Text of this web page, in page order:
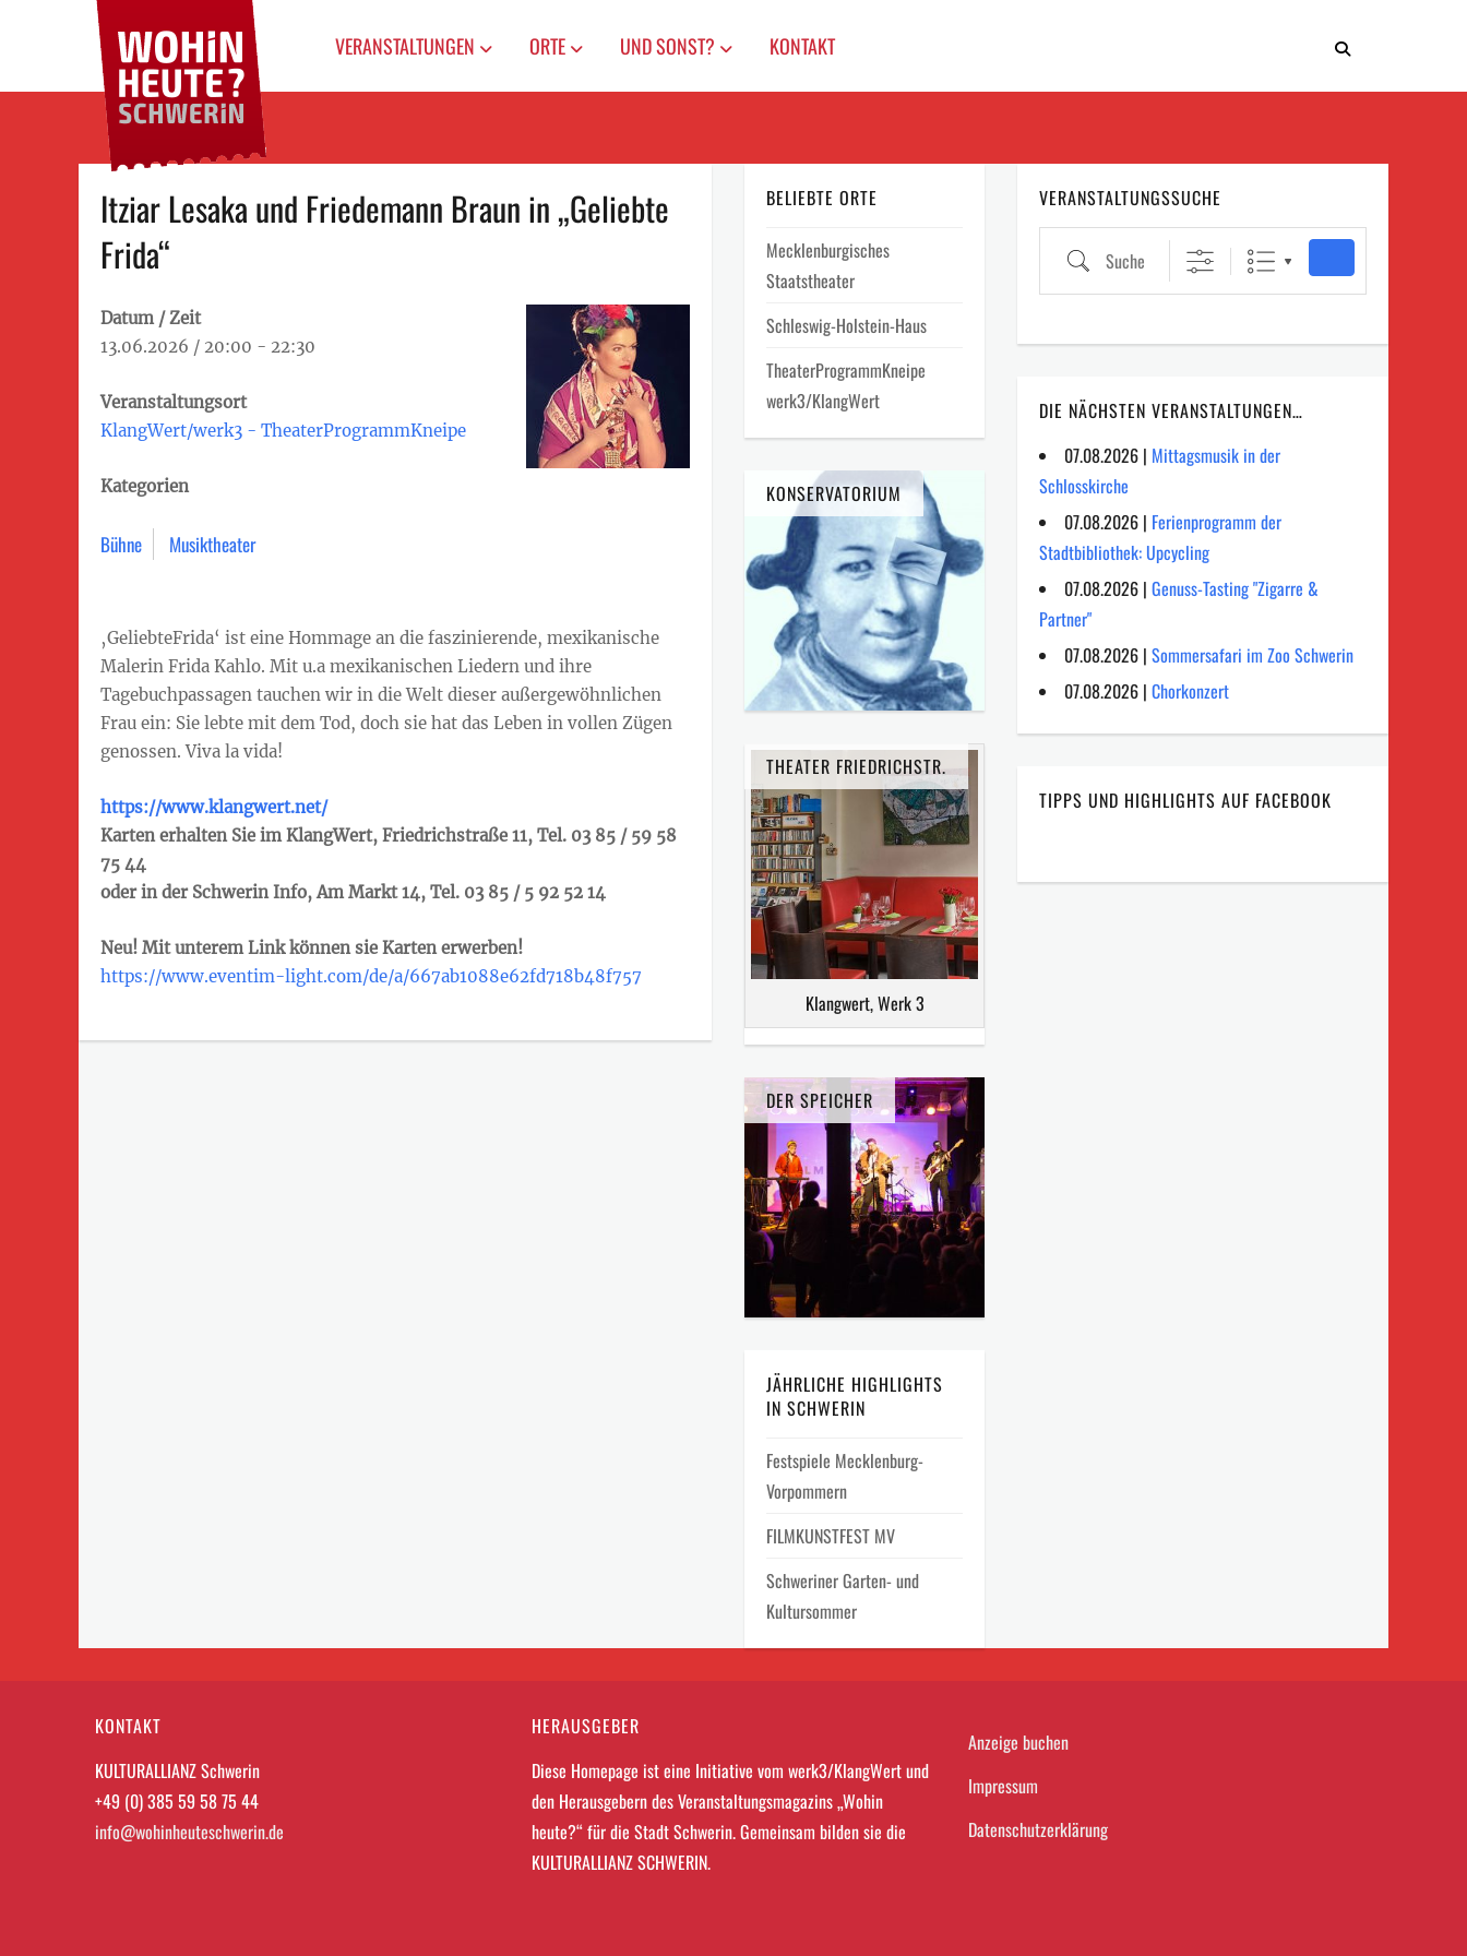
WOHIN HEUTE?
SCHWERIN
Das Veranstaltungsportal
für Schwerin
menuVERANSTALTUNGEN ORTE UND SONST? KONTAKT
Itziar Lesaka und Friedemann Braun in „Geliebte
Frida“
Datum / Zeit
13.06.2026 / 20:00 - 22:30
Veranstaltungsort
KlangWert/werk3 - TheaterProgrammKneipe
Kategorien
Bühne Musiktheater
‚GeliebteFrida‘ ist eine Hommage an die faszinierende, mexikanische
Malerin Frida Kahlo. Mit u.a mexikanischen Liedern und ihre
Tagebuchpassagen tauchen wir in die Welt dieser außergewöhnlichen
Frau ein: Sie lebte mit dem Tod, doch sie hat das Leben in vollen Zügen
genossen. Viva la vida!
https://www.klangwert.net/
Karten erhalten Sie im KlangWert, Friedrichstraße 11, Tel. 03 85 / 59 58
75 44
oder in der Schwerin Info, Am Markt 14, Tel. 03 85 / 5 92 52 14
Neu! Mit unterem Link können sie Karten erwerben!
https://www.eventim-light.com/de/a/667ab1088e62fd718b48f757
BELIEBTE ORTE
Mecklenburgisches
Staatstheater
Schleswig-Holstein-Haus
TheaterProgrammKneipe
werk3/KlangWert
KONSERVATORIUM
THEATER FRIEDRICHSTR.
Klangwert, Werk 3
DER SPEICHER
JÄHRLICHE HIGHLIGHTS
IN SCHWERIN
Festspiele Mecklenburg-
Vorpommern
FILMKUNSTFEST MV
Schweriner Garten- und
Kultursommer
VERANSTALTUNGSSUCHE
Suche
DIE NÄCHSTEN VERANSTALTUNGEN…
07.08.2026 | Mittagsmusik in der
Schlosskirche
07.08.2026 | Ferienprogramm der
Stadtbibliothek: Upcycling
07.08.2026 | Genuss-Tasting "Zigarre &
Partner"
07.08.2026 | Sommersafari im Zoo Schwerin
07.08.2026 | Chorkonzert
TIPPS UND HIGHLIGHTS AUF FACEBOOK
KONTAKT
KULTURALLIANZ Schwerin
+49 (0) 385 59 58 75 44
info@wohinheuteschwerin.de
HERAUSGEBER
Diese Homepage ist eine Initiative vom werk3/KlangWert und
den Herausgebern des Veranstaltungsmagazins „Wohin
heute?“ für die Stadt Schwerin. Gemeinsam bilden sie die
KULTURALLIANZ SCHWERIN.
Anzeige buchen
Impressum
Datenschutzerklärung